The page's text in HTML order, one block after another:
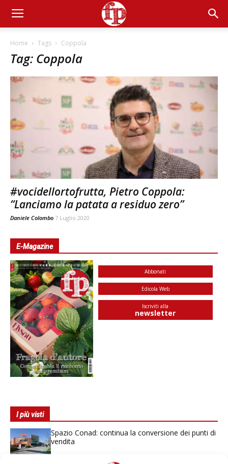
Home Tags Coppola
Tag: Coppola
#vocidellortofrutta, Pietro Coppola:
“Lanciamo la patata a residuo zero”
Daniele Colombo 7 Luglio 2020
E-Magazine
Abbonati
Edicola Web
Iscriviti alla
newsletter
I più visti
Spazio Conad: continua la conversione dei punti di
vendita